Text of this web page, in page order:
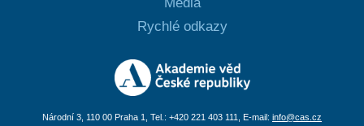
Rychlé odkazy
Národní 3, 110 00 Praha 1, Tel.: +420 221 403 111, E-mail: info@cas.cz